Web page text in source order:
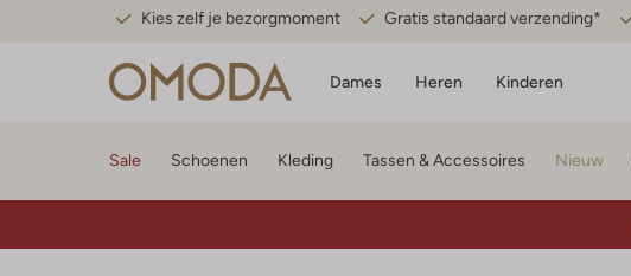
Kies zelf je bezorgmoment Gratis standaard verzending*
Dames Heren Kinderen
Sale Schoenen Kleding Tassen & Accessoires Nieuw